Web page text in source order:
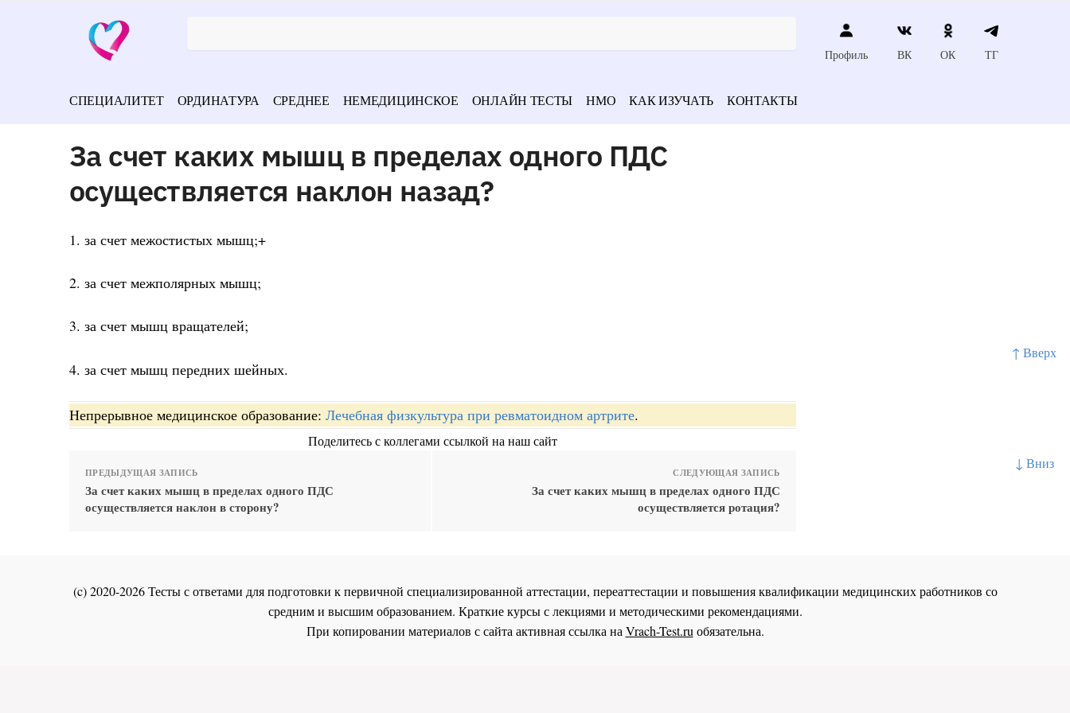
↑ Вверх
↓ Вниз
Профиль ВК ОК ТГ
СПЕЦИАЛИТЕТ ОРДИНАТУРА СРЕДНЕЕ НЕМЕДИЦИНСКОЕ ОНЛАЙН ТЕСТЫ НМО КАК ИЗУЧАТЬ КОНТАКТЫ
За счет каких мышц в пределах одного ПДС
осуществляется наклон назад?
1. за счет межостистых мышц;+
2. за счет межполярных мышц;
3. за счет мышц вращателей;
4. за счет мышц передних шейных.
Непрерывное медицинское образование: Лечебная физкультура при ревматоидном артрите.
Поделитесь с коллегами ссылкой на наш сайт
ПРЕДЫДУЩАЯ ЗАПИСЬ
За счет каких мышц в пределах одного ПДС
осуществляется наклон в сторону?
СЛЕДУЮЩАЯ ЗАПИСЬ
За счет каких мышц в пределах одного ПДС
осуществляется ротация?
(c) 2020-2026 Тесты с ответами для подготовки к первичной специализированной аттестации, переаттестации и повышения квалификации медицинских работников со
средним и высшим образованием. Краткие курсы с лекциями и методическими рекомендациями.
При копировании материалов с сайта активная ссылка наVrach-Test.ruобязательна.